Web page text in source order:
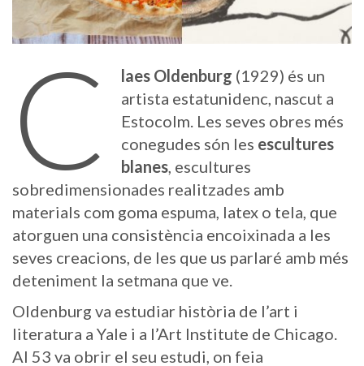
C laes Oldenburg (1929) és un
artista estatunidenc, nascut a
Estocolm. Les seves obres més
conegudes són les escultures
blanes, escultures
sobredimensionades realitzades amb
materials com goma espuma, latex o tela, que
atorguen una consistència encoixinada a les
seves creacions, de les que us parlaré amb més
deteniment la setmana que ve.
Oldenburg va estudiar història de l’art i
literatura a Yale i a l’Art Institute de Chicago.
Al 53 va obrir el seu estudi, on feia